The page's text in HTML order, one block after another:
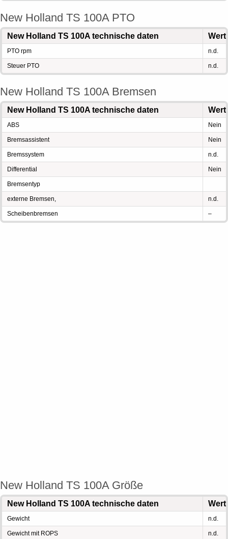
New Holland TS 100A PTO
New Holland TS 100A technische daten Wert
PTO rpm n.d.
Steuer PTO n.d.
New Holland TS 100A Bremsen
New Holland TS 100A technische daten Wert
ABS Nein
Bremsassistent Nein
Bremssystem n.d.
Differential Nein
Bremsentyp
externe Bremsen, n.d.
Scheibenbremsen –
New Holland TS 100A Größe
New Holland TS 100A technische daten Wert
Gewicht n.d.
Gewicht mit ROPS n.d.